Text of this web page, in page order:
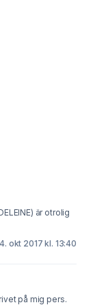
är otrolig
okt 2017 kl. 13:40
på mig pers.